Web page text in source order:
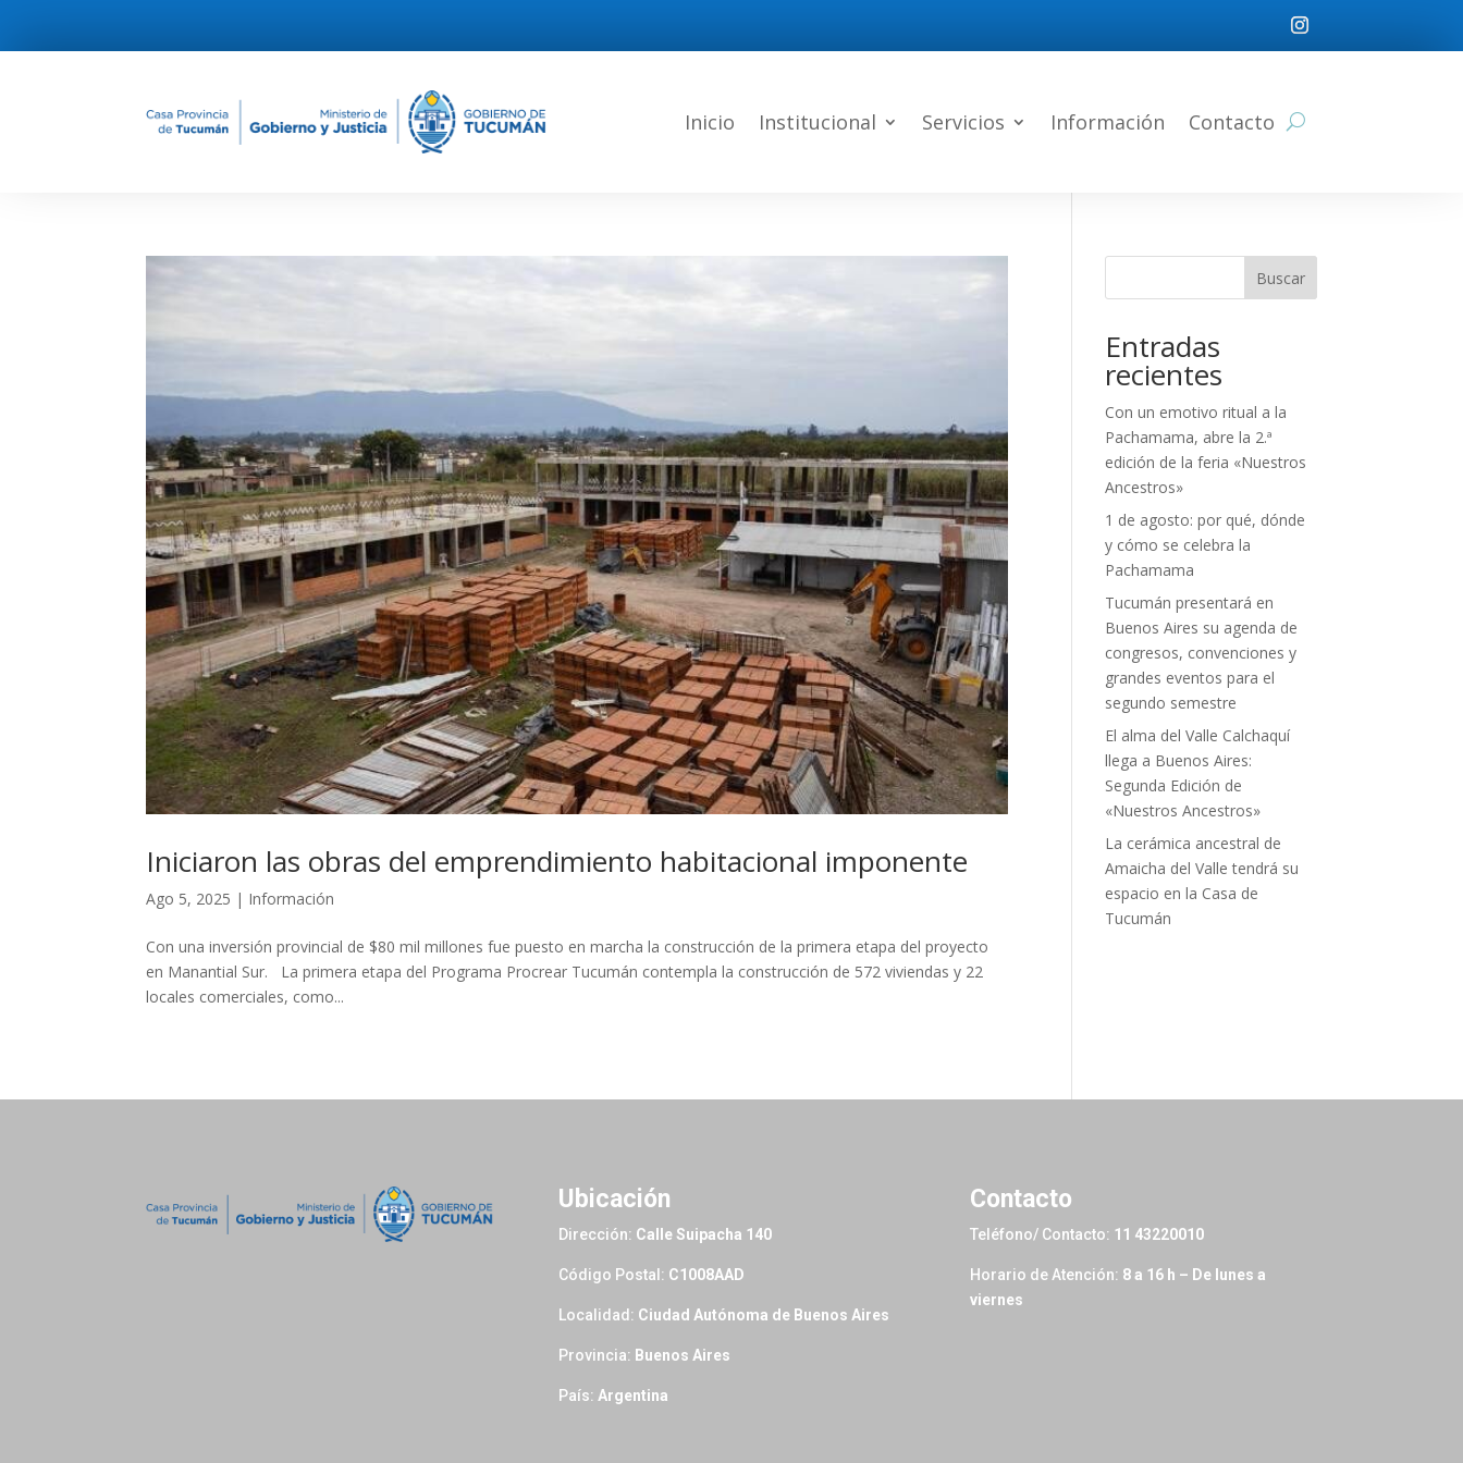
Inicio Institucional Servicios Información Contacto
Iniciaron las obras del emprendimiento habitacional imponente
Ago 5, 2025 | Información
Con una inversión provincial de $80 mil millones fue puesto en marcha la construcción de la primera etapa del proyecto
en Manantial Sur. La primera etapa del Programa Procrear Tucumán contempla la construcción de 572 viviendas y 22
locales comerciales, como...
Buscar
Entradas
recientes
Con un emotivo ritual a la
Pachamama, abre la 2.ª
edición de la feria «Nuestros
Ancestros»
1 de agosto: por qué, dónde
y cómo se celebra la
Pachamama
Tucumán presentará en
Buenos Aires su agenda de
congresos, convenciones y
grandes eventos para el
segundo semestre
El alma del Valle Calchaquí
llega a Buenos Aires:
Segunda Edición de
«Nuestros Ancestros»
La cerámica ancestral de
Amaicha del Valle tendrá su
espacio en la Casa de
Tucumán
Ubicación
Dirección: Calle Suipacha 140
Código Postal: C1008AAD
Localidad: Ciudad Autónoma de Buenos Aires
Provincia: Buenos Aires
País: Argentina
Contacto
Teléfono/ Contacto: 11 43220010
Horario de Atención: 8 a 16 h – De lunes a
viernes